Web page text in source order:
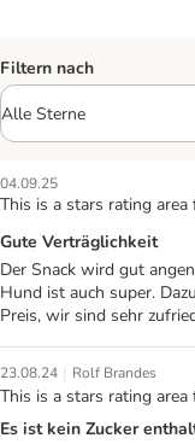
Filtern nach
04.09.25
This is a stars rating
Gute Verträglichkeit
Der Snack wird gut
Hund ist auch super.
Preis, wir sind sehr
23.08.24 | Rolf Brandes
This is a stars rating
Es ist kein Zucker